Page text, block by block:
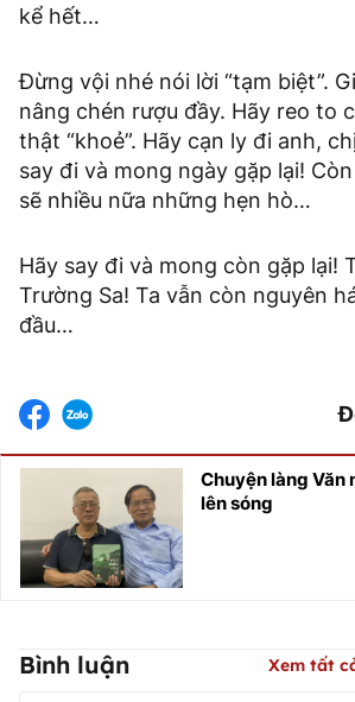
kể hết…
Đừng vội nhé nói lời “tạm biệt”.
nâng chén rượu đầy. Hãy reo to
thật “khoẻ”. Hãy cạn ly đi anh,
say đi và mong ngày gặp lại!
sẽ nhiều nữa những hẹn hò…
Hãy say đi và mong còn gặp lại!
Trường Sa! Ta vẫn còn nguyên
đầu…
Chuyện làng Văn
lên sóng
Bình luận Xem tất